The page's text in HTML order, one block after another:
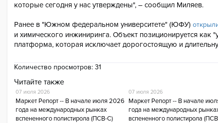
которые сегодня у нас утверждены", – сообщил Миляев.
Ранее в "Южном федеральном университете" (ЮФУ)
и химического инжиниринга. Объект позиционируется как
платформа, которая исключает дорогостоящую и
Количество просмотров: 31
Читайте также
07 июля 2026
Маркет Репорт -- В начале июля 2026
года на международных рынках
вспененного полистирола (ПСВ-С)
07 июля 2026
Маркет Репорт -- В начале
года на международных
вспененного полистирола